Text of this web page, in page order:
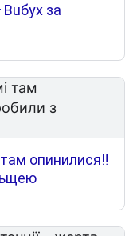
зa
опинилися‼